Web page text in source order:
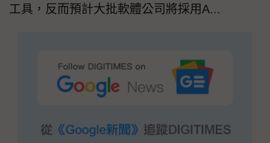
工具，反而預計大批軟體公司將採用A...